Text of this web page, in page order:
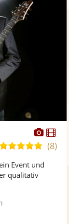
4,9
5
(8)
Event und
qualitativ